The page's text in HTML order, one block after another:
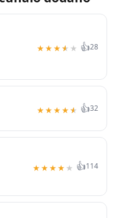
★★★★ ★ 👍28
★★★★★ 👍32
★★★★ ★ 👍114